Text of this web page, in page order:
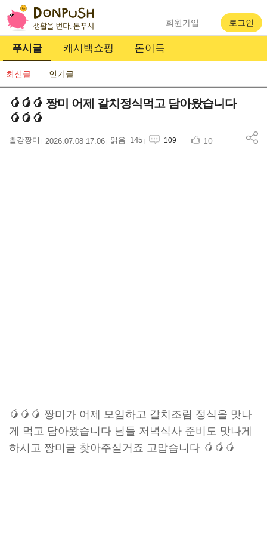
푸시글 캐시백쇼핑 돈이득
회원가입 로그인
최신글 인기글
🥭🥭🥭 짱미 어제 갈치정식먹고 담아왔습니다
🥭🥭🥭
빨강짱미 2026.07.08 17:06 145 109 10
🥭🥭🥭 짱미가 어제 모임하고 갈치조림 정식을 맛나
게 먹고 담아왔습니다 님들 저녁식사 준비도 맛나게
하시고 짱미글 찾아주실거죠 고맙습니다 🥭🥭🥭